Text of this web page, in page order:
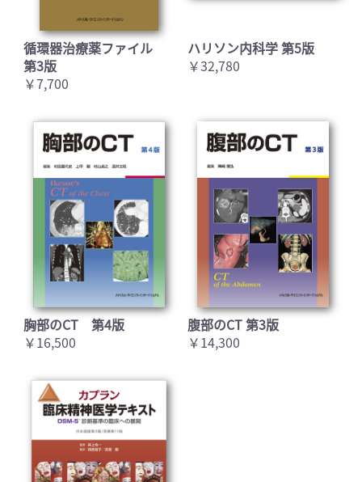
循環器治療薬ファイル
第3版
￥7,700
ハリソン内科学 第5版
￥32,780
胸部のCT 第4版
￥16,500
腹部のCT 第3版
￥14,300